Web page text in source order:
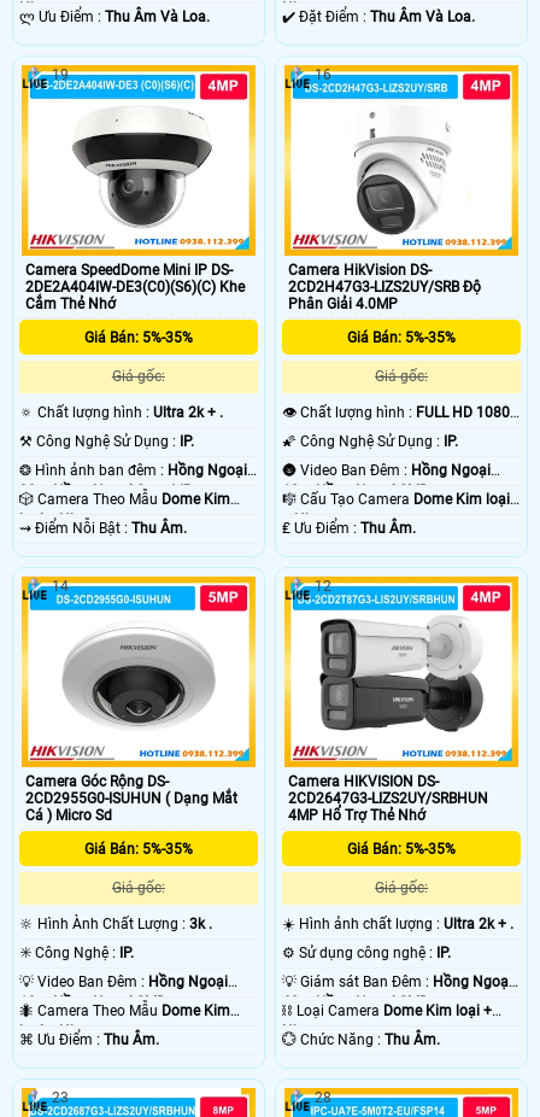
Nhựa. ️ლ Ưu Điểm : Thu Âm Và Loa. Nhựa. ️✔️ Đặt Điểm :Thu Âm Và Loa.
Camera SpeedDome Mini IP DS-
2DE2A404IW-DE3(C0)(S6)(C) Khe
Cắm Thẻ Nhớ
Giá Bán: 5%-35%
Giá gốc:
🔅 Chất lượng hình : Ultra 2k + .
⚒ Công Nghệ Sử Dụng :
IP.
❂ Hình ảnh ban đêm : Hồng Ngoại
20m Hồng Ngoại Smart IR.
🎲 Camera Theo Mẫu Dome Kim
loại + Nhựa.
️⇝ Điểm Nỗi Bật : Thu Âm.
19
Camera HikVision DS-
2CD2H47G3-LIZS2UY/SRB Độ
Phân Giải 4.0MP
Giá Bán: 5%-35%
Giá gốc:
👁 Chất lượng hình : FULL HD 1080P
🌠 Công Nghệ Sử Dụng :
IP.
🌚 Video Ban Đêm : Hồng Ngoại
10m Hồng Ngoại SMD.
🎼️ Cấu Tạo Camera Dome Kim loại
+ Nhựa.
️₤ Ưu Điểm :Thu Âm.
16
Camera Góc Rộng DS-
2CD2955G0-ISUHUN ( Dạng Mắt
Cá ) Micro Sd
Giá Bán: 5%-35%
Giá gốc:
🔆 Hình Ành Chất Lượng : 3k .
✳️ Công Nghệ :
IP.
💡 Video Ban Đêm : Hồng Ngoại
10m Hồng Ngoại SMD.
🐜 Camera Theo Mẫu Dome Kim
loại + Nhựa. ️⌘ Ưu Điểm : Thu Âm.
14
Camera HIKVISION DS-
2CD2647G3-LIZS2UY/SRBHUN
4MP Hổ Trợ Thẻ Nhớ
Giá Bán: 5%-35%
Giá gốc:
☀️ Hình ảnh chất lượng :Ultra 2k + .
⚙ Sử dụng công nghệ :
IP.
💡 Giám sát Ban Đêm : Hồng Ngoại
60m Hồng Ngoại SMD.
⛓ Loại Camera Dome Kim loại +
Nhựa.
️💮 Chức Năng :Thu Âm.
12
23 28